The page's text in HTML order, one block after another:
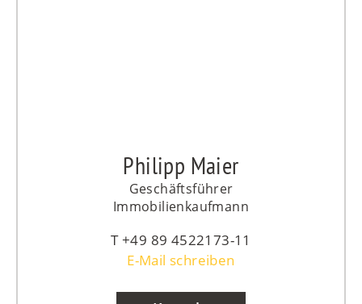
Philipp Maier
Geschäftsführer
Immobilienkaufmann
+49 89 4522173-11
E-Mail schreiben